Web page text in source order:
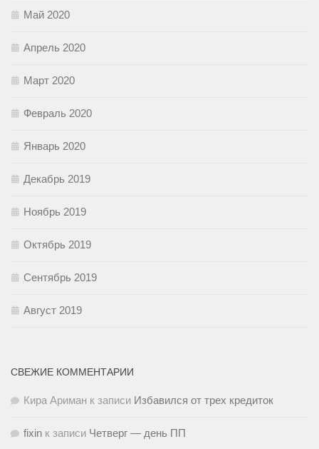
Май 2020
Апрель 2020
Март 2020
Февраль 2020
Январь 2020
Декабрь 2019
Ноябрь 2019
Октябрь 2019
Сентябрь 2019
Август 2019
СВЕЖИЕ КОММЕНТАРИИ
Кира Ариман к записи Избавился от трех кредиток
fixin к записи Четверг — день ПП